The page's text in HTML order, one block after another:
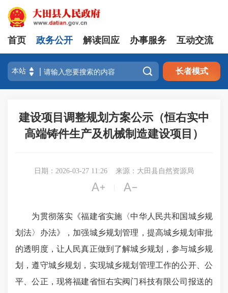
首页 政务公开 解读回应 办事服务 互动交流
 长者模式
建设项目调整规划方案公示（恒右实中
高端铸件生产及机械制造建设项目）
日期：2026-03-27 11:26 来源：大田县自然资源局
 
为贯彻落实《福建省实施〈中华人民共和国城乡规
划法〉办法》，加强城乡规划管理，提高城乡规划审批
的透明度，让人民真正做到了解城乡规划，参与城乡规
划，遵守城乡规划，实现城乡规划管理工作的公开、公
平、公正，现将福建省恒右实阀门科技有限公司报送的